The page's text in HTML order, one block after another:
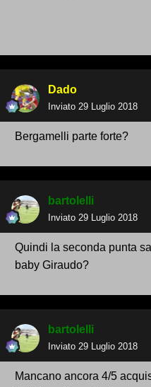
Dado
Inviato 29 Luglio 2018
Bergamelli parte forte?
bartolelli
Inviato 29 Luglio 2018
Quindi la seconda punta
baby Giraudo?
bartolelli
Inviato 29 Luglio 2018
Mancano ancora 4/5